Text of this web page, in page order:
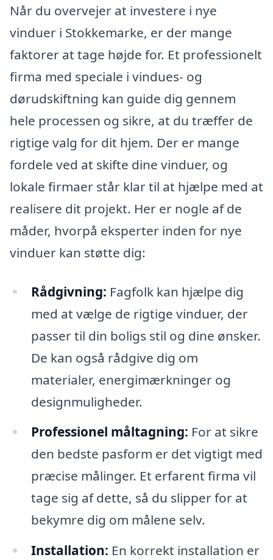
Når du overvejer at investere i nye
vinduer i Stokkemarke, er der mange
faktorer at tage højde for. Et professionelt
firma med speciale i vindues- og
dørudskiftning kan guide dig gennem
hele processen og sikre, at du træffer de
rigtige valg for dit hjem. Der er mange
fordele ved at skifte dine vinduer, og
lokale firmaer står klar til at hjælpe med at
realisere dit projekt. Her er nogle af de
måder, hvorpå eksperter inden for nye
vinduer kan støtte dig:
Rådgivning: Fagfolk kan hjælpe dig
med at vælge de rigtige vinduer, der
passer til din boligs stil og dine ønsker.
De kan også rådgive dig om
materialer, energimærkninger og
designmuligheder.
Professionel måltagning: For at sikre
den bedste pasform er det vigtigt med
præcise målinger. Et erfarent firma vil
tage sig af dette, så du slipper for at
bekymre dig om målene selv.
Installation: En korrekt installation er